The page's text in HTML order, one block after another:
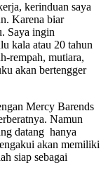
kerinduan saya
Karena biar
Saya ingin
kala atau 20 tahun
rempah, mutiara,
akan bertengger
Mercy Barends
Namun
datang hanya
akan memiliki
siap sebagai